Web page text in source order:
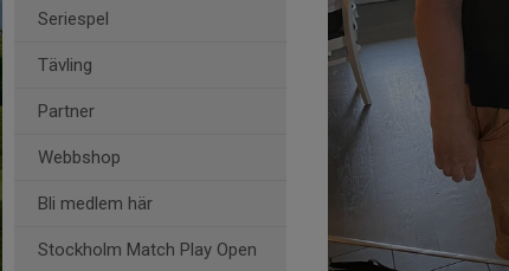
Seriespel
Tävling
Partner
Webbshop
Bli medlem här
Stockholm Match Play Open